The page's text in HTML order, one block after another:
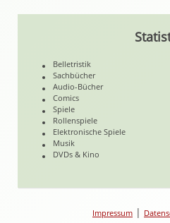
Belletristik
Sachbücher
Audio-Bücher
Comics
Spiele
Rollenspiele
Elektronische Spiele
Musik
DVDs & Kino
Impressum |